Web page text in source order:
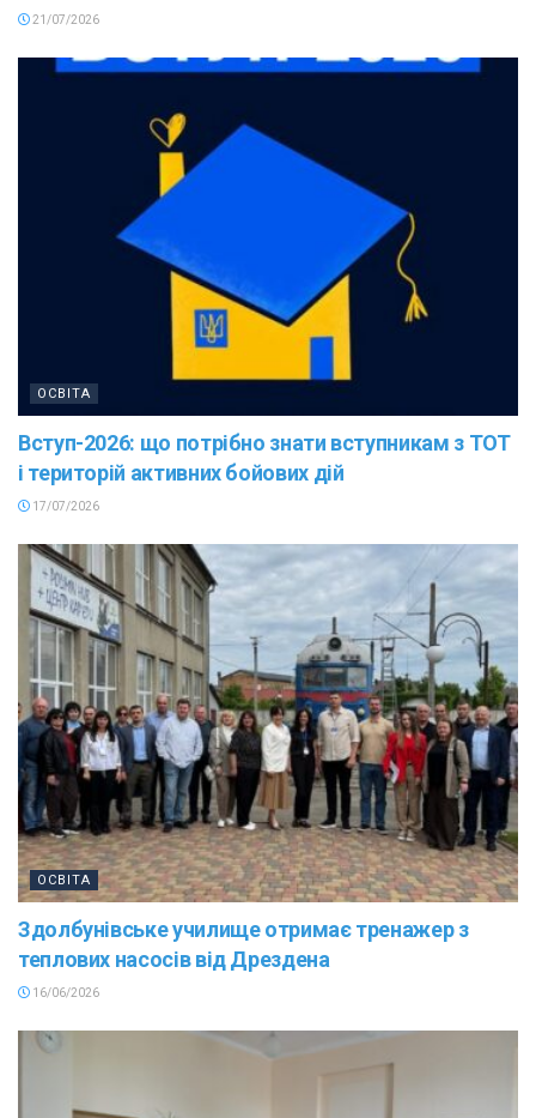
21/07/2026
ОСВІТА
Вступ-2026: що потрібно знати вступникам з ТОТ
і територій активних бойових дій
17/07/2026
ОСВІТА
Здолбунівське училище отримає тренажер з
теплових насосів від Дрездена
16/06/2026